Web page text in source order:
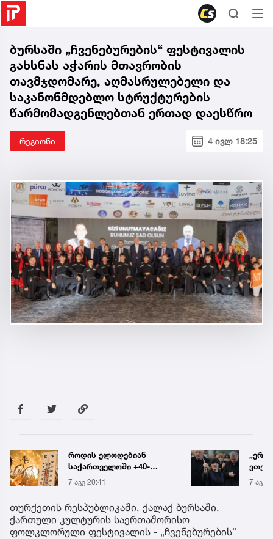
ბურსაში „ჩვენებურების“ ფესტივალის
გახსნას აჭარის მთავრობის
თავმჯდომარე, აღმასრულებელი და
საკანონმდებლო სტრუქტურების
წარმომადგენლებთან ერთად დაესწრო
რეგიონი 4 ივლ 18:25
„ერთი წინადადება რომ
ვთქვა, ის გახდის
ნათელს, თუ რატომ იყო
ნია იმნაძე
წამქეზებელი...“ - გიგა
ავალიანის დედა
7 აგვ 20:19
რა
7 აგვ
თურქეთის რესპუბლიკაში, ქალაქ ბურსაში,
ქართული კულტურის საერთაშორისო
ფოლკლორული ფესტივალის - „ჩვენებურების“